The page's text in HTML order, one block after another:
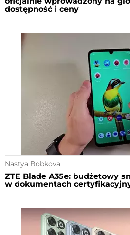
dostępność i ceny
Nastya Bobkova
ZTE Blade A35e: budżetowy
w dokumentach